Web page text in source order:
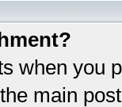
when you
main